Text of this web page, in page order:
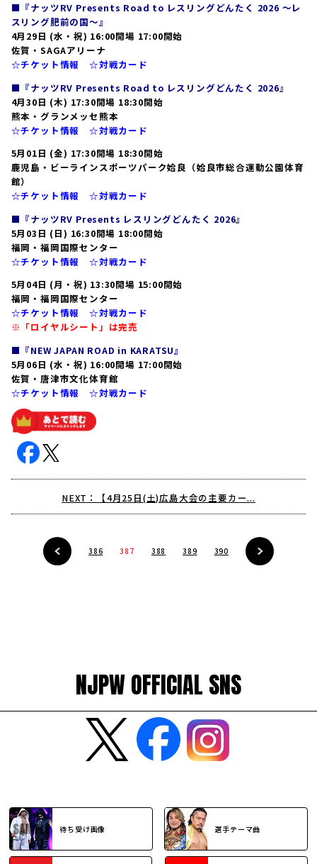
■『ナッツRV Presents Road to レスリングどんたく 2026 ～レ
スリング肥前の国～』
4月29日 (水・祝) 16:00開場 17:00開始
佐賀・SAGAアリーナ
☆チケット情報
☆対戦カード
■『ナッツRV Presents Road to レスリングどんたく 2026』
4月30日 (木) 17:30開場 18:30開始
熊本・グランメッセ熊本
☆チケット情報
☆対戦カード
5月01日 (金) 17:30開場 18:30開始
鹿児島・ビーラインスポーツパーク姶良（姶良市総合運動公園体育
館）
☆チケット情報
☆対戦カード
■『ナッツRV Presents レスリングどんたく 2026』
5月03日 (日) 16:30開場 18:00開始
福岡・福岡国際センター
☆チケット情報
☆対戦カード
5月04日 (月・祝) 13:30開場 15:00開始
福岡・福岡国際センター
☆チケット情報
☆対戦カード
※「ロイヤルシート」は完売
■『NEW JAPAN ROAD in KARATSU』
5月06日 (水・祝) 16:00開場 17:00開始
佐賀・唐津市文化体育館
☆チケット情報
☆対戦カード
NEXT：【4月25日(土)広島大会の主要カー...
386 387 388 389 390
NJPW OFFICIAL SNS
待ち受け画像 選手テーマ曲